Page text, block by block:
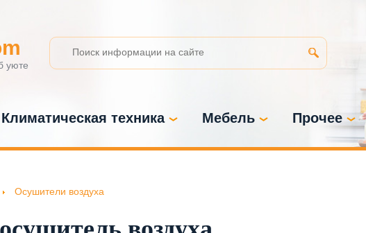
уюте
Климатическая техника Мебель Прочее
Осушители воздуха